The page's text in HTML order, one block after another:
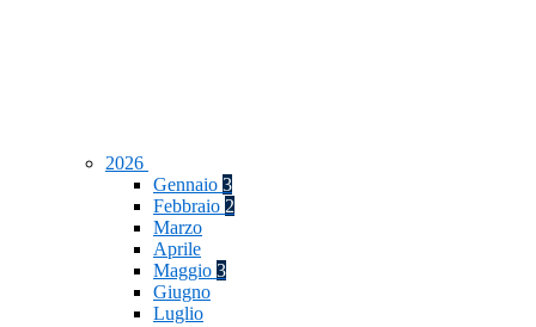
2026
Gennaio 3
Febbraio 2
Marzo
Aprile
Maggio 3
Giugno
Luglio